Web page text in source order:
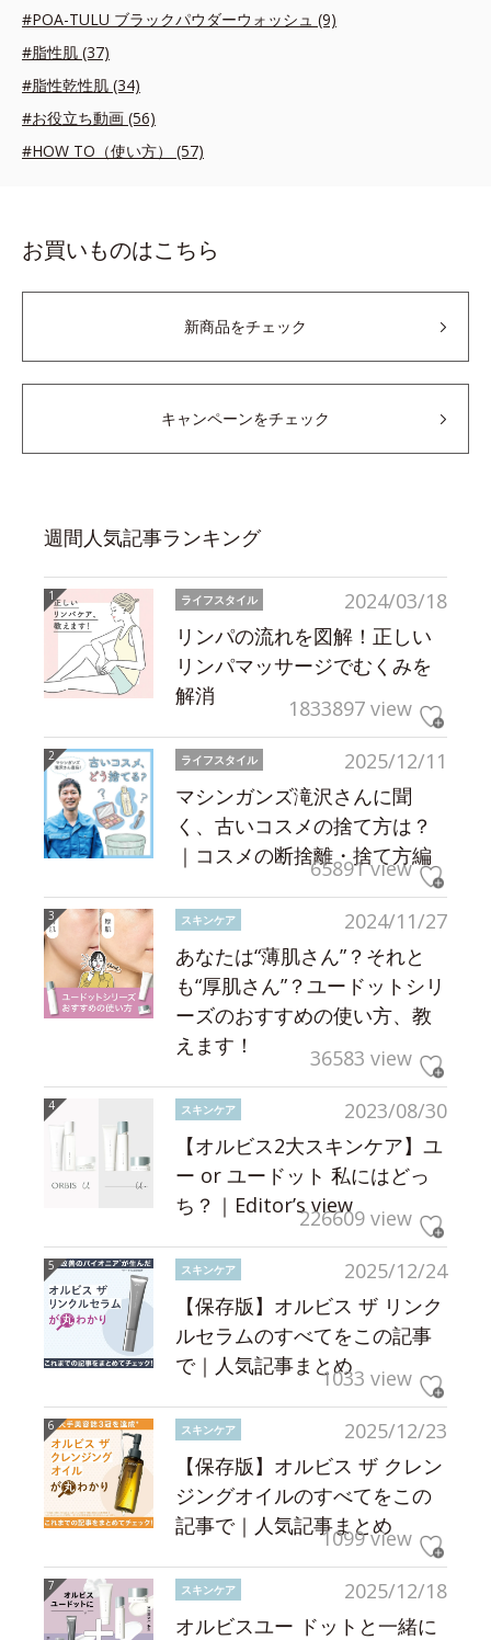
#POA-TULU ブラックパウダーウォッシュ (9)
#脂性肌 (37)
#脂性乾性肌 (34)
#お役立ち動画 (56)
#HOW TO（使い方） (57)
お買いものはこちら
新商品をチェック
キャンペーンをチェック
週間人気記事ランキング
2024/03/18
ライフスタイル
リンパの流れを図解！正しい
リンパマッサージでむくみを
解消
1833897 view
2025/12/11
ライフスタイル
マシンガンズ滝沢さんに聞
く、古いコスメの捨て方は？
｜コスメの断捨離・捨て方編
65891 view
2024/11/27
スキンケア
あなたは“薄肌さん”？それと
も“厚肌さん”？ユードットシリ
ーズのおすすめの使い方、教
えます！
36583 view
2023/08/30
スキンケア
【オルビス2大スキンケア】ユ
ー or ユードット 私にはどっ
ち？｜Editor’s view226609 view
2025/12/24
スキンケア
【保存版】オルビス ザ リンク
ルセラムのすべてをこの記事
で｜人気記事まとめ1033 view
2025/12/23
スキンケア
【保存版】オルビス ザ クレン
ジングオイルのすべてをこの
記事で｜人気記事まとめ
1099 view
2025/12/18
スキンケア
オルビスユー ドットと一緒に